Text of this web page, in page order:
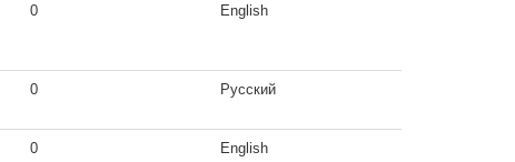
0 English
0 Русский
0 English